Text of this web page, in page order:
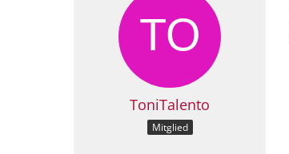
ToniTalento
Mitglied